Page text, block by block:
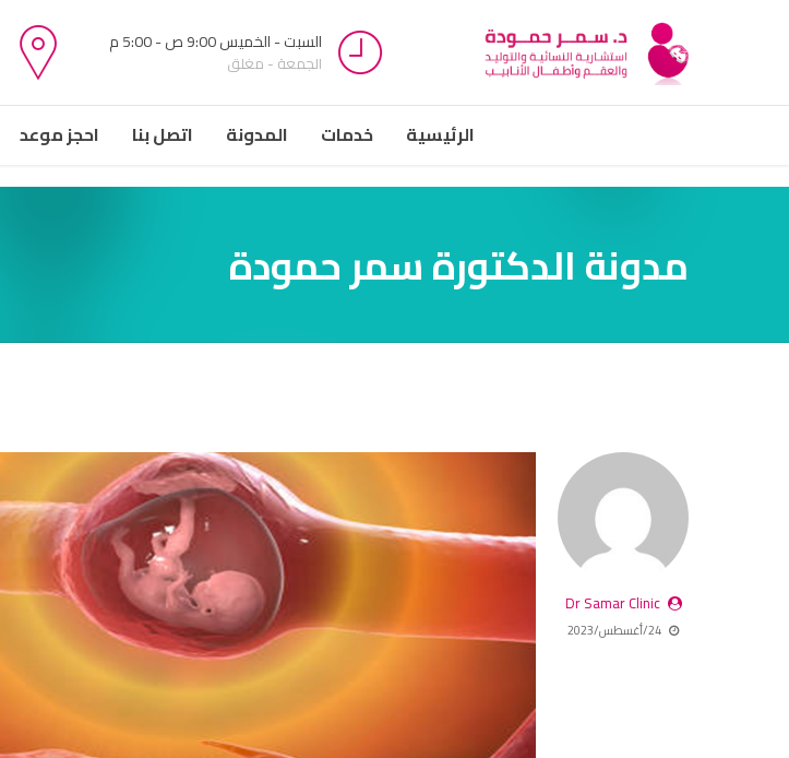
السبت - الخميس 9:00 ص - 5:00 م
الجمعة - مغلق
الرئيسية خدمات المدونة اتصل بنا احجز موعد
مدونة الدكتورة سمر حمودة
Dr Samar Clinic
24/أغسطس/2023